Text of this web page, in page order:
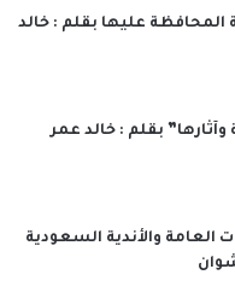
المحافظة عليها بقلم : خالد
وآثارها” بقلم : خالد عمر
العامة والأندية السعودية